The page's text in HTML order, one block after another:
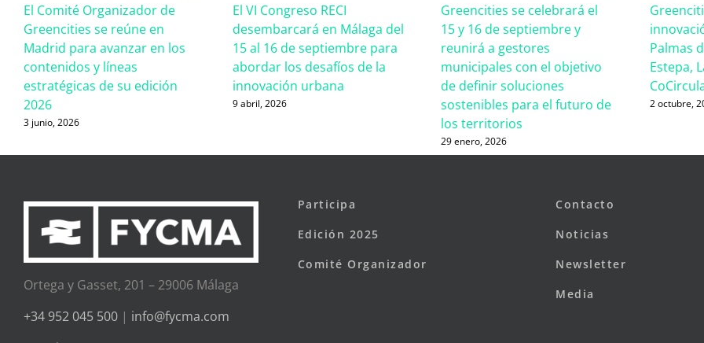
El Comité Organizador de
Greencities se reúne en
Madrid para avanzar en los
contenidos y líneas
estratégicas de su edición
2026
3 junio, 2026
El VI Congreso RECI
desembarcará en Málaga del
15 al 16 de septiembre para
abordar los desafíos de la
innovación urbana
9 abril, 2026
Greencities se celebrará el
15 y 16 de septiembre y
reunirá a gestores
municipales con el objetivo
de definir soluciones
sostenibles para el futuro de
los territorios
29 enero, 2026
Palmas
Estepa,
2 octubre,
Ortega y Gasset, 201 – 29006 Málaga
+34 952 045 500 | info@fycma.com
Participa
Edición 2025
Comité Organizador
Contacto
Noticias
Newsletter
Media